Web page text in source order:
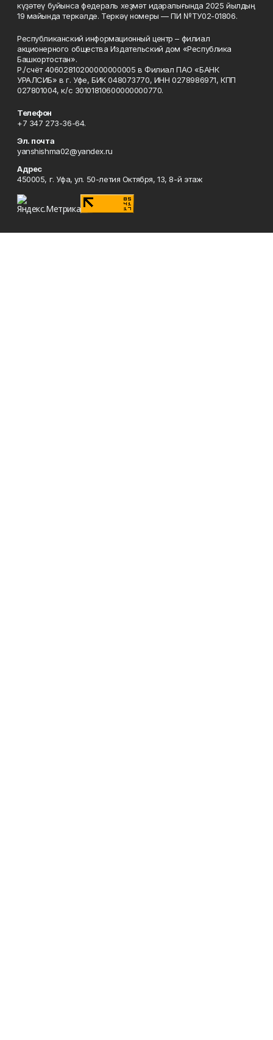
күҙәтеү буйынса федераль хеҙмәт идаралығында 2025 йылдың
19 майында теркәлде. Теркәү номеры — ПИ №ТУ02-01806.
Республиканский информационный центр – филиал
акционерного общества Издательский дом «Республика
Башкортостан».
Р./счёт 40602810200000000005 в Филиал ПАО «БАНК
УРАЛСИБ» в г. Уфе, БИК 048073770, ИНН 0278986971, КПП
027801004, к/с 30101810600000000770.
Телефон
+7 347 273-36-64.
Эл. почта
yanshishma02@yandex.ru
Адрес
450005, г. Уфа, ул. 50-летия Октября, 13, 8-й этаж